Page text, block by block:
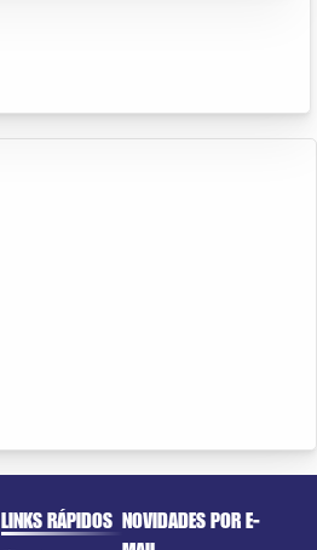
LINKS RÁPIDOS NOVIDADES POR E-